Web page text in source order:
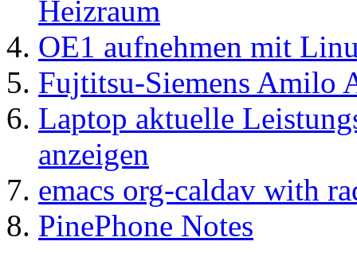
Heizraum
OE1 aufnehmen mit
Fujtitsu-Siemens Amilo
Laptop aktuelle
anzeigen
emacs org-caldav with
PinePhone Notes